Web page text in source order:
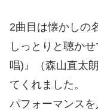
2曲目は懐かしの
しっとりと聴か
唱)』（森山直太
てくれました。
パフォーマンス